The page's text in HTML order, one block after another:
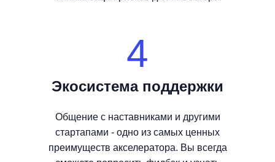
Экосистема поддержки
Общение с наставниками и другими
стартапами - одно из самых ценных
преимуществ акселератора. Вы всегда
4